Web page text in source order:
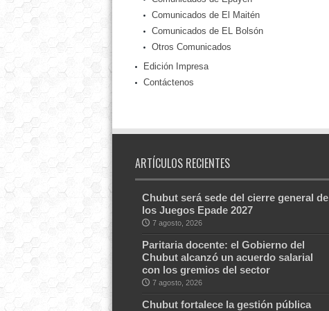
Comunicados de El Maitén
Comunicados de EL Bolsón
Otros Comunicados
Edición Impresa
Contáctenos
ARTÍCULOS RECIENTES
Chubut será sede del cierre general de
los Juegos Epade 2027
7 agosto, 2026
Paritaria docente: el Gobierno del
Chubut alcanzó un acuerdo salarial
con los gremios del sector
7 agosto, 2026
Chubut fortalece la gestión pública